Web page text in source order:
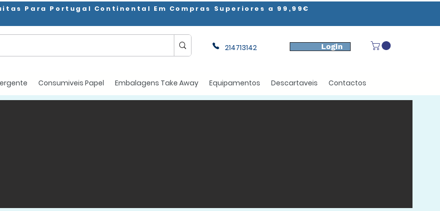
Para Portugal Continental Em Compras Superiores a 99,99€
214713142 Login
Consumiveis Papel Embalagens Take Away Equipamentos Descartaveis Contactos